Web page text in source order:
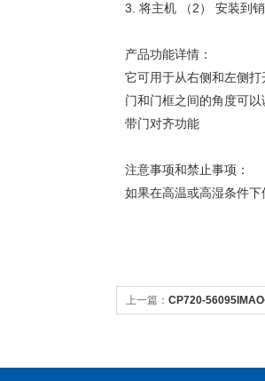
3. 将主机 （2） 安装到
产品功能详情：
它可用于从右侧和左侧打
门和门框之间的角度可以
带门对齐功能
注意事项和禁止事项：
如果在高温或高湿条件
上一篇： CP720-